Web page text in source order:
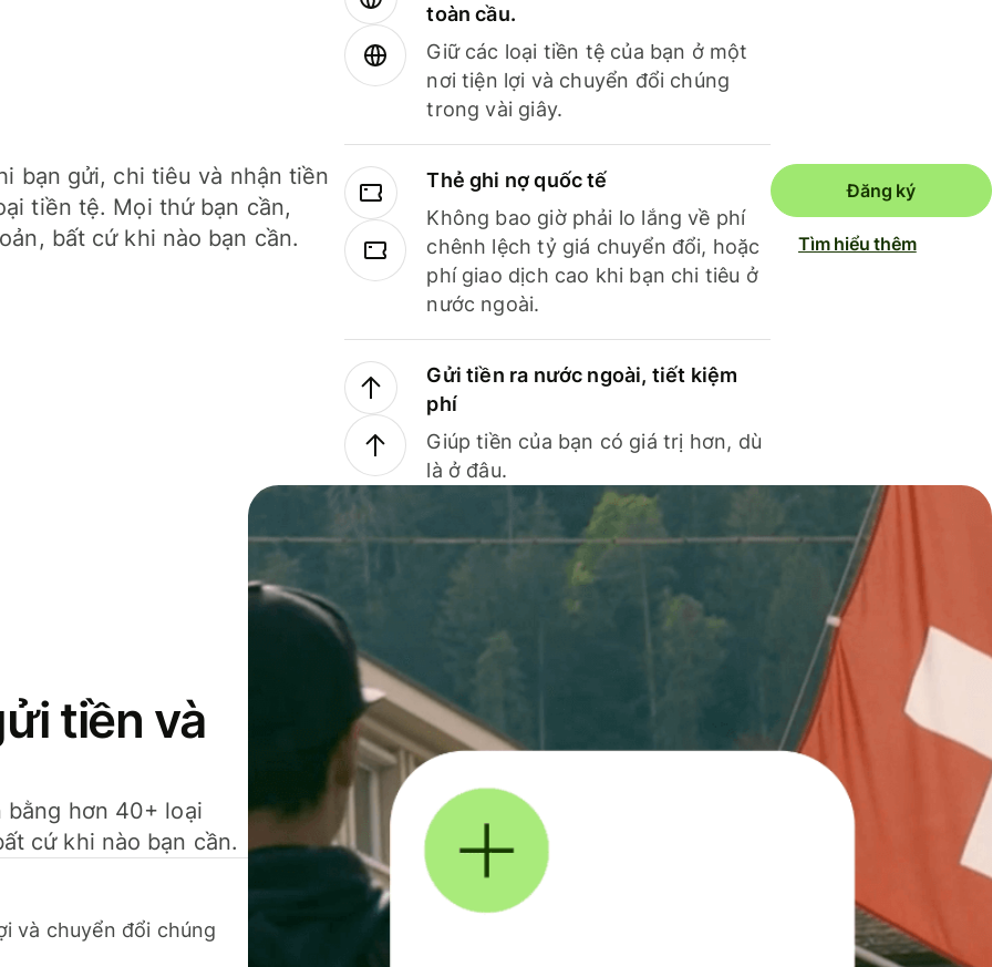
bạn gửi, chi tiêu và nhận tiền
tiền tệ. Mọi thứ bạn cần,
bất cứ khi nào bạn cần.
toàn cầu.
Giữ các loại tiền tệ của bạn ở một
nơi tiện lợi và chuyển đổi chúng
trong vài giây.
Thẻ ghi nợ quốc tế
Không bao giờ phải lo lắng về phí
chênh lệch tỷ giá chuyển đổi, hoặc
phí giao dịch cao khi bạn chi tiêu ở
nước ngoài.
Gửi tiền ra nước ngoài, tiết kiệm
phí
Giúp tiền của bạn có giá trị hơn, dù
là ở đâu.
Đăng ký
Tìm hiểu thêm
tiền và
hơn 40+ loại
cứ khi nào bạn cần.
và chuyển đổi chúng